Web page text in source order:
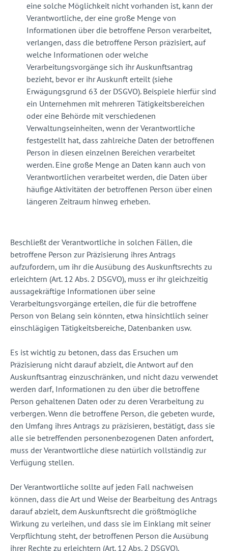
eine solche Möglichkeit nicht vorhanden ist, kann der
Verantwortliche, der eine große Menge von
Informationen über die betroffene Person verarbeitet,
verlangen, dass die betroffene Person präzisiert, auf
welche Informationen oder welche
Verarbeitungsvorgänge sich ihr Auskunftsantrag
bezieht, bevor er ihr Auskunft erteilt (siehe
Erwägungsgrund 63 der DSGVO). Beispiele hierfür sind
ein Unternehmen mit mehreren Tätigkeitsbereichen
oder eine Behörde mit verschiedenen
Verwaltungseinheiten, wenn der Verantwortliche
festgestellt hat, dass zahlreiche Daten der betroffenen
Person in diesen einzelnen Bereichen verarbeitet
werden. Eine große Menge an Daten kann auch von
Verantwortlichen verarbeitet werden, die Daten über
häufige Aktivitäten der betroffenen Person über einen
längeren Zeitraum hinweg erheben.
Beschließt der Verantwortliche in solchen Fällen, die
betroffene Person zur Präzisierung ihres Antrags
aufzufordern, um ihr die Ausübung des Auskunftsrechts zu
erleichtern (Art. 12 Abs. 2 DSGVO), muss er ihr gleichzeitig
aussagekräftige Informationen über seine
Verarbeitungsvorgänge erteilen, die für die betroffene
Person von Belang sein könnten, etwa hinsichtlich seiner
einschlägigen Tätigkeitsbereiche, Datenbanken usw.
Es ist wichtig zu betonen, dass das Ersuchen um
Präzisierung nicht darauf abzielt, die Antwort auf den
Auskunftsantrag einzuschränken, und nicht dazu verwendet
werden darf, Informationen zu den über die betroffene
Person gehaltenen Daten oder zu deren Verarbeitung zu
verbergen. Wenn die betroffene Person, die gebeten wurde,
den Umfang ihres Antrags zu präzisieren, bestätigt, dass sie
alle sie betreffenden personenbezogenen Daten anfordert,
muss der Verantwortliche diese natürlich vollständig zur
Verfügung stellen.
Der Verantwortliche sollte auf jeden Fall nachweisen
können, dass die Art und Weise der Bearbeitung des Antrags
darauf abzielt, dem Auskunftsrecht die größtmögliche
Wirkung zu verleihen, und dass sie im Einklang mit seiner
Verpflichtung steht, der betroffenen Person die Ausübung
ihrer Rechte zu erleichtern (Art. 12 Abs. 2 DSGVO).